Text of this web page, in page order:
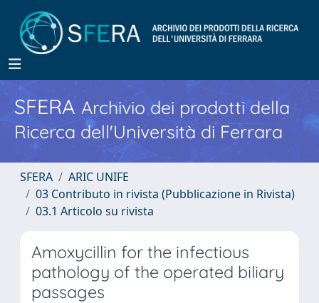
SFERA Archivio dei prodotti della
Ricerca dell'Università di Ferrara
SFERA
ARIC UNIFE
03 Contributo in rivista (Pubblicazione in Rivista)
03.1 Articolo su rivista
Amoxycillin for the infectious
pathology of the operated biliary
passages